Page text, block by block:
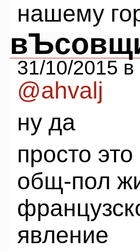
нашему
31/10/2015 в
@ahvalj
ну да
просто
общ-пол
явление